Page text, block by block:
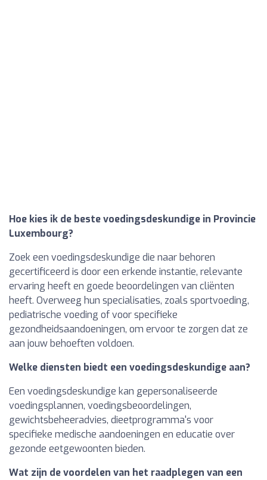
Hoe kies ik de beste voedingsdeskundige in Provincie
Luxembourg?
Zoek een voedingsdeskundige die naar behoren
gecertificeerd is door een erkende instantie, relevante
ervaring heeft en goede beoordelingen van cliënten
heeft. Overweeg hun specialisaties, zoals sportvoeding,
pediatrische voeding of voor specifieke
gezondheidsaandoeningen, om ervoor te zorgen dat ze
aan jouw behoeften voldoen.
Welke diensten biedt een voedingsdeskundige aan?
Een voedingsdeskundige kan gepersonaliseerde
voedingsplannen, voedingsbeoordelingen,
gewichtsbeheeradvies, dieetprogramma's voor
specifieke medische aandoeningen en educatie over
gezonde eetgewoonten bieden.
Wat zijn de voordelen van het raadplegen van een